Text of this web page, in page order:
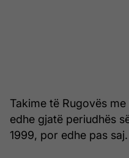
Takime të Rugovës
edhe gjatë periudhës
1999, por edhe pas saj.